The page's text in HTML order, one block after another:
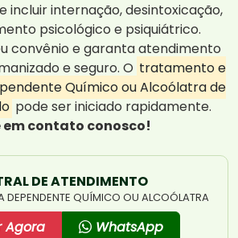
incluir internação, desintoxicação,
psicológico e psiquiátrico.
convênio e garanta atendimento
e seguro. O tratamento e
Químico ou Alcoólatra de
pode ser iniciado rapidamente.
em contato conosco!
DE ATENDIMENTO
DEPENDENTE QUÍMICO OU ALCOÓLATRA
Agora WhatsApp